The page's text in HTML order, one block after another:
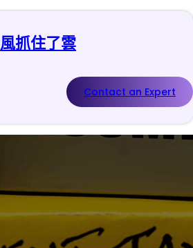
風抓住了雲
Contact an Expert